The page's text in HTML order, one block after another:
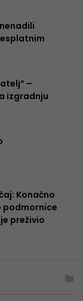
–
izgradnju
Konačno
podmornice
preživio